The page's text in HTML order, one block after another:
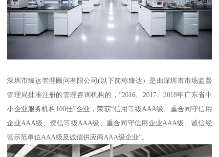
深圳市臻达管理顾问有限公司(以下简称臻达）是由深圳市市场监督
管理局批准注册的管理咨询机构的，“2016、2017、2018年广东省中
小企业服务机构100佳”企业，荣获“信用等级AAA级、重合同守信用
企业AAA级、资信等级AAA级、重合同守信用企业AAA级、诚信经
营示范单位AAA级及诚信供应商AAA级企业”。